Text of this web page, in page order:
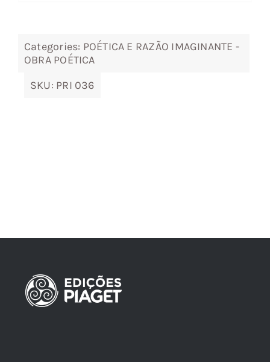
Categories: POÉTICA E RAZÃO IMAGINANTE -
OBRA POÉTICA
SKU: PRI 036